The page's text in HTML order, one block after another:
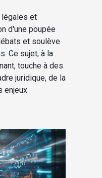
et
d'une poupée
et soulève
Ce sujet, à la
touche à des
juridique, de la
enjeux